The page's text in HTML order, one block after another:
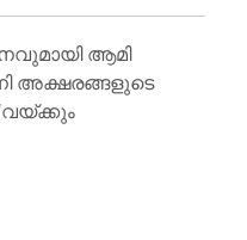
ആമി
അക്ഷരങ്ങളുടെ